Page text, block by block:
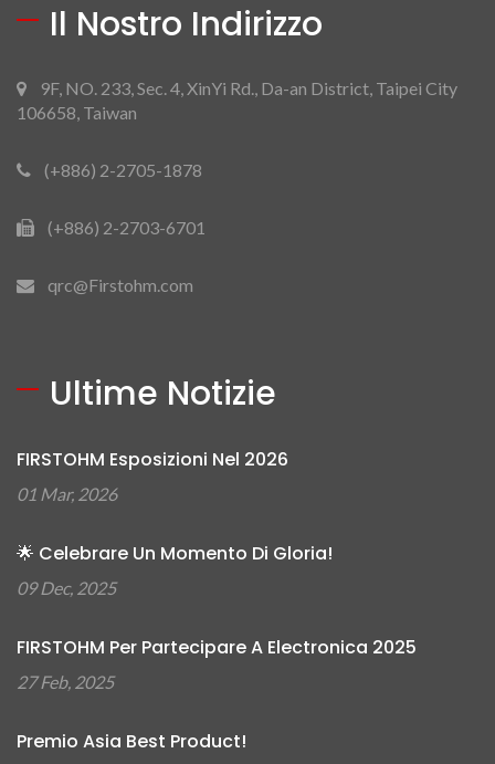
Il Nostro Indirizzo
9F, NO. 233, Sec. 4, XinYi Rd., Da-an District, Taipei City
106658, Taiwan
(+886) 2-2705-1878
(+886) 2-2703-6701
qrc@Firstohm.com
Ultime Notizie
FIRSTOHM Esposizioni Nel 2026
01 Mar, 2026
🌟 Celebrare Un Momento Di Gloria!
09 Dec, 2025
FIRSTOHM Per Partecipare A Electronica 2025
27 Feb, 2025
Premio Asia Best Product!